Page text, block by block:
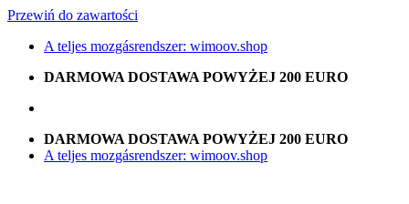
Przewiń do zawartości
A teljes mozgásrendszer: wimoov.shop
DARMOWA DOSTAWA POWYŻEJ 200 EURO
DARMOWA DOSTAWA POWYŻEJ 200 EURO
A teljes mozgásrendszer: wimoov.shop